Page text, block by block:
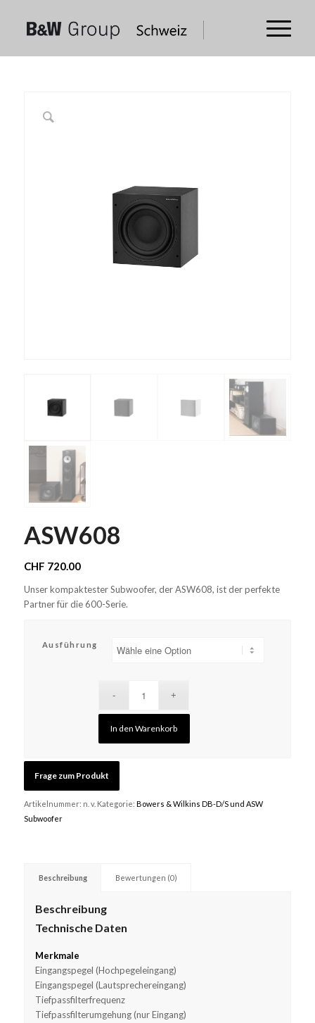
ASW608
CHF 720.00
Unser kompaktester Subwoofer, der ASW608, ist der perfekte
Partner für die 600-Serie.
Ausführung
In den Warenkorb
Artikelnummer: n. v. Kategorie: Bowers & Wilkins DB-D/S und ASW
Subwoofer
Beschreibung Bewertungen (0)
Beschreibung
Technische Daten
Merkmale
Eingangspegel (Hochpegeleingang)
Eingangspegel (Lautsprechereingang)
Tiefpassfilterfrequenz
Tiefpassfilterumgehung (nur Eingang)